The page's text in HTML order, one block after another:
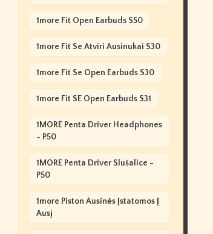
1more Fit Open Earbuds S50
1more Fit Se Atviri Ausinukai S30
1more Fit Se Open Earbuds S30
1more Fit SE Open Earbuds S31
1MORE Penta Driver Headphones
- P50
1MORE Penta Driver Slušalice -
P50
1more Piston Ausinės Įstatomos Į
Ausį